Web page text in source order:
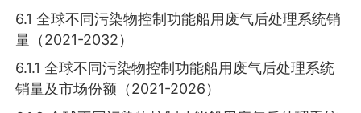
6.1 全球不同污染物控制功能船用废气后处理系统销
量（2021-2032）
6.1.1 全球不同污染物控制功能船用废气后处理系统
销量及市场份额（2021-2026）